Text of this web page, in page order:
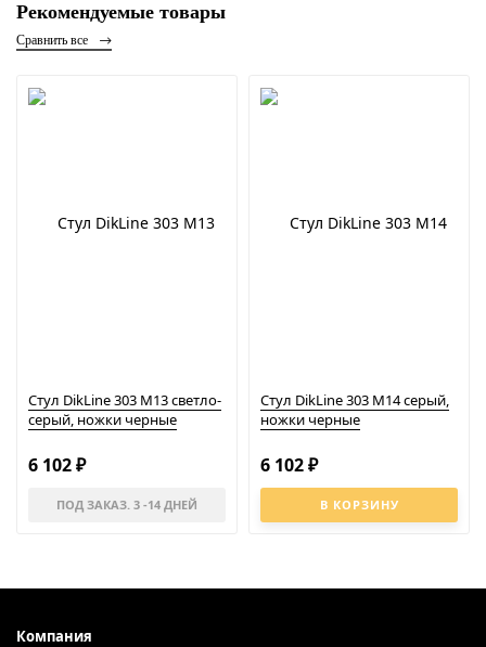
Рекомендуемые товары
Сравнить все
Стул DikLine 303 M13 светло-
серый, ножки черные
ПОД ЗАКАЗ. 3 -14 ДНЕЙ
6 102 ₽
Стул DikLine 303 M14 серый,
ножки черные
В КОРЗИНУ
6 102 ₽
Компания